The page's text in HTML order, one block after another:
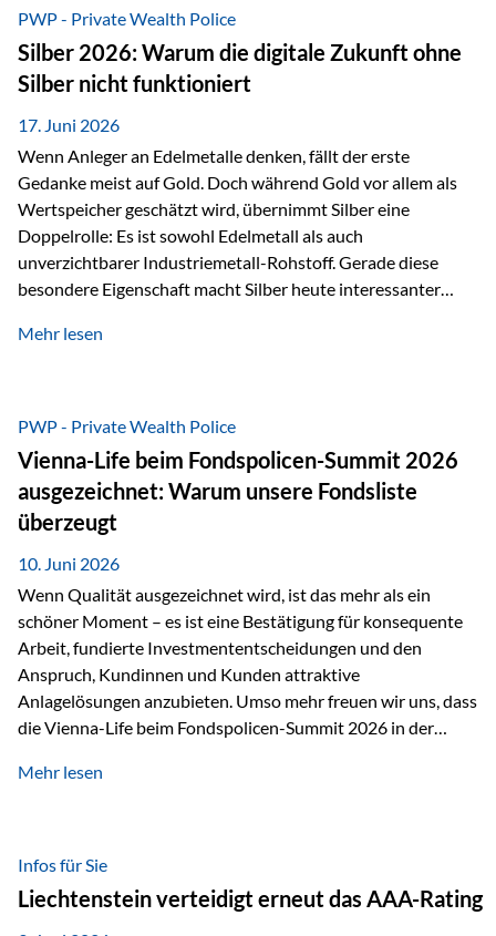
Veränderungen geprägt ist, kann diese aktive
Herangehensweise einen entscheidenden Mehrwert bieten.
Was zeichnet aktive Fonds aus? Aktive Fonds verfolgen das
Ziel, nicht nur einen Markt abzubilden, sondern gezielt
Anlageentscheidungen zu treffen. Fondsmanager
analysieren Unternehmen,…
PWP - Private Wealth Police
Silber 2026: Warum die digitale Zukunft ohne
Silber nicht funktioniert
17. Juni 2026
Wenn Anleger an Edelmetalle denken, fällt der erste
Gedanke meist auf Gold. Doch während Gold vor allem als
Wertspeicher geschätzt wird, übernimmt Silber eine
Doppelrolle: Es ist sowohl Edelmetall als auch
unverzichtbarer Industriemetall-Rohstoff. Gerade diese
besondere Eigenschaft macht Silber heute interessanter
elektrischer – und genau dort spielt Silber eine
Leitfähigkeit aller Metalle. Diese Eigenschaft macht es für
zahlreiche Zukunftstechnologien praktisch unverzichtbar.
Silber findet sich unter anderem in: Solarmodulen
Elektrofahrzeugen Halbleitern Smartphones und Tablets…
Mehr lesen
PWP - Private Wealth Police
Vienna-Life beim Fondspolicen-Summit 2026
ausgezeichnet: Warum unsere Fondsliste
überzeugt
10. Juni 2026
Wenn Qualität ausgezeichnet wird, ist das mehr als ein
schöner Moment – es ist eine Bestätigung für konsequente
Arbeit, fundierte Investmententscheidungen und den
Anspruch, Kundinnen und Kunden attraktive
Anlagelösungen anzubieten. Umso mehr freuen wir uns, dass
die Vienna-Life beim Fondspolicen-Summit 2026 in der
dieser Ehrung ist der renommierte Fondspolicenreport der
analysiert und verglichen wurden. Das Ergebnis: Die ETF-
Auswahl der Vienna-Life zählt zu den drei besten Angeboten
am Markt. Für uns ist diese Auszeichnung eine Bestätigung
Mehr lesen
Infos für Sie
Liechtenstein verteidigt erneut das AAA-Rating